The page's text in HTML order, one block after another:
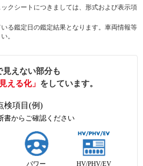
クシートにつきましては、形式および表示項
る鑑定日の鑑定結果となります。車両情報等
。
見えない部分も
見える化」 をしています。
検項目(例)
書からご確認ください
パワー
HV/PHV/EV